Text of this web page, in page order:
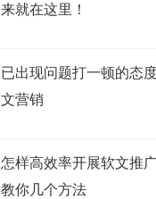
来就在这里！
已出现问题打一顿的态
文营销
怎样高效率开展软文推
教你几个方法